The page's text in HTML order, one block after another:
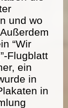
und wo
“Wir
Flugblatt
ein
in
in